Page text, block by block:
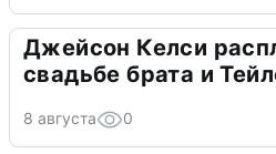
Джейсон Келси
свадьбе брата и
8 августа 0